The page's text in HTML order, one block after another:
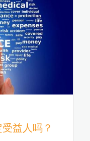
益人吗？